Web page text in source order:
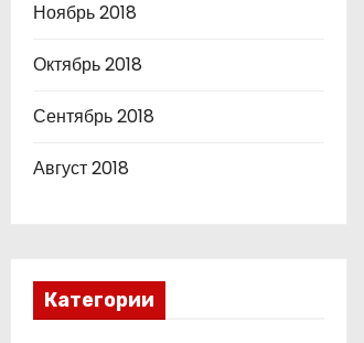
Ноябрь 2018
Октябрь 2018
Сентябрь 2018
Август 2018
Категории